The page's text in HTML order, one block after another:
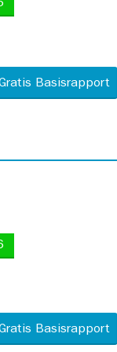
Basisrapport
Basisrapport